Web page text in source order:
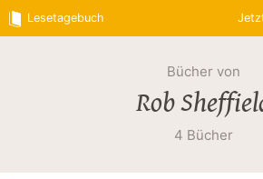
Lesetagebuch
Bücher von
Rob
4 Bücher